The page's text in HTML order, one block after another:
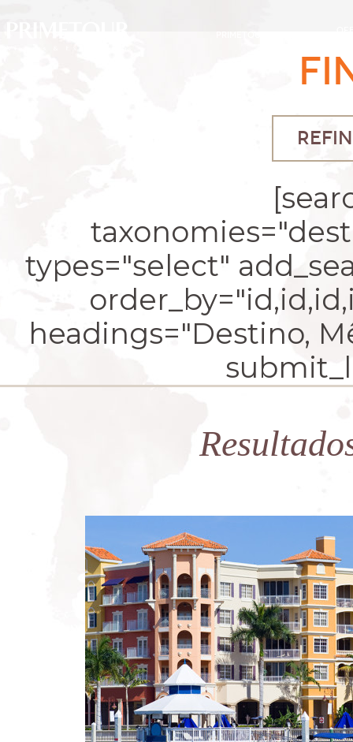
types="select"
headings="Destino,